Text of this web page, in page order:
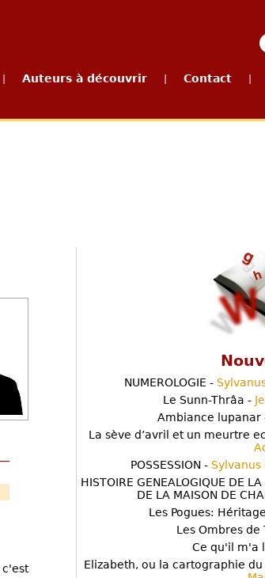
Auteurs à découvrir Contact
NUMEROLOGIE -
Le Sunn-Thrâa -
Ambiance lupanar
La sève d’avril et un meurtre
POSSESSION - Sylvanus
HISTOIRE GENEALOGIQUE DE
DE LA MAISON DE
Les Pogues:
Les Ombres de
Ce qu'il m'a
Elizabeth, ou la cartographie du